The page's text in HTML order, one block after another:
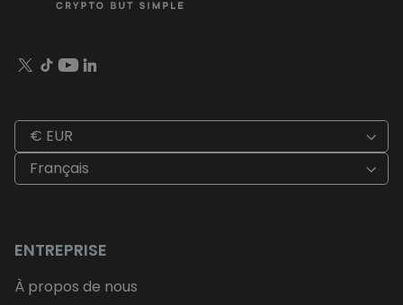
€ EUR
Français
ENTREPRISE
À propos de nous